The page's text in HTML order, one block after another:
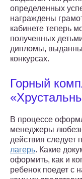
определенных
награждены
кабинете теперь
полученных
дипломы,
конкурсах.
Горный
В процессе
менеджеры
действия следует
лагерь. Какие
оформить, как и
ребенок поедет с